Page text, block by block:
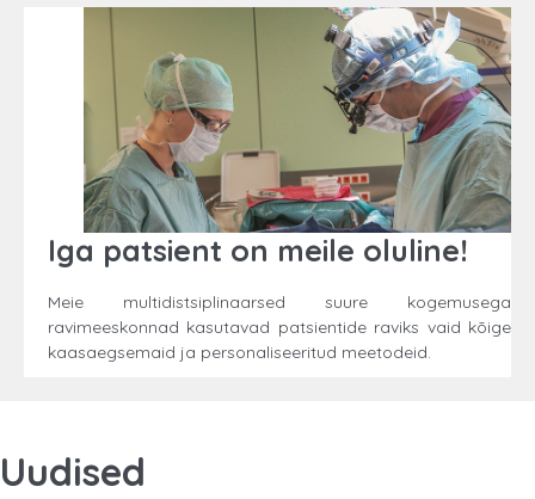
Iga patsient on meile oluline!
Meie multidistsiplinaarsed suure kogemusega
ravimeeskonnad kasutavad patsientide raviks vaid kõige
kaasaegsemaid ja personaliseeritud meetodeid.
Uudised